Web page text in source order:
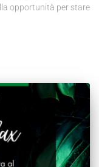
opportunità per stare